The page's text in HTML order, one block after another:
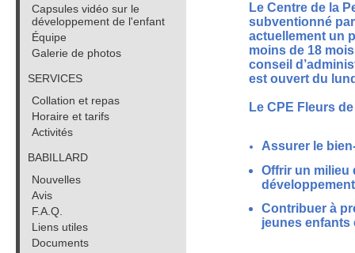
Capsules vidéo sur le
développement de l'enfant
Équipe
Galerie de photos
SERVICES
Collation et repas
Horaire et tarifs
Activités
BABILLARD
Nouvelles
Avis
F.A.Q.
Liens utiles
Documents
Le Centre de la
subventionné
actuellement un
moins de 18
conseil
est ouvert du
Le CPE Fleurs
Assurer le
Offrir un milieu
Contribuer à
jeunes enfants